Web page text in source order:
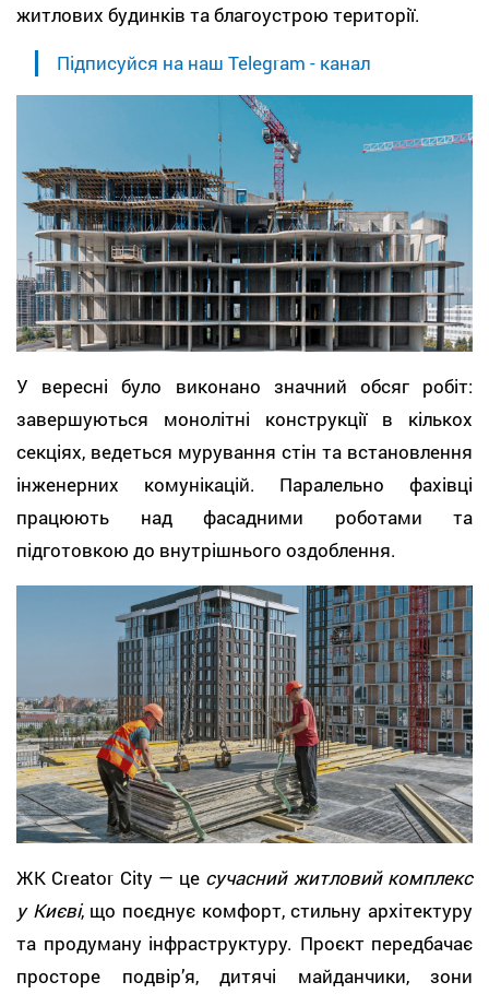
житлових будинків та благоустрою території.
Підписуйся на наш Telegram - канал
У вересні було виконано значний обсяг робіт:
завершуються монолітні конструкції в кількох
секціях, ведеться мурування стін та встановлення
інженерних комунікацій. Паралельно фахівці
працюють над фасадними роботами та
підготовкою до внутрішнього оздоблення.
ЖК Creator City — це сучасний житловий комплекс
у Києві, що поєднує комфорт, стильну архітектуру
та продуману інфраструктуру. Проєкт передбачає
просторе подвір’я, дитячі майданчики, зони